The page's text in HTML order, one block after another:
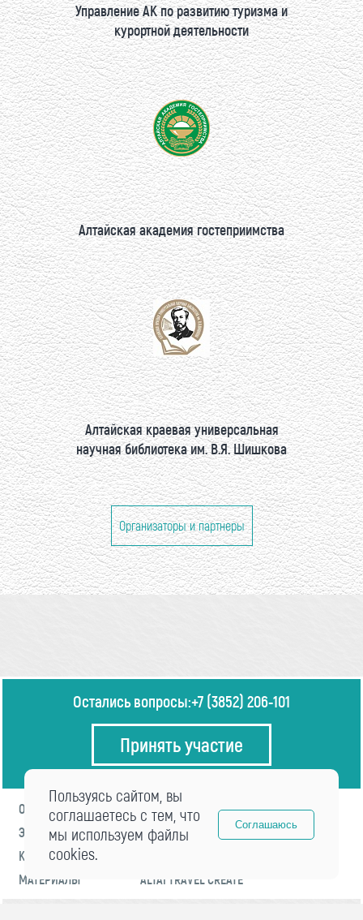
Управление АК по развитию туризма и
курортной деятельности
Алтайская академия гостеприимства
Алтайская краевая универсальная
научная библиотека им. В.Я. Шишкова
Организаторы и партнеры
Остались вопросы:+7 (3852) 206-101
Принять участие
О ФОРУМЕ
ПРОГРАММА
ЭКСПЕРТЫ
НОВОСТИ
КОНТАКТЫ
МАТЕРИАЛЫ
ALTAI TRAVEL CREATE
Пользуясь сайтом, вы
соглашаетесь с тем, что
мы используем файлы
cookies.
Соглашаюсь